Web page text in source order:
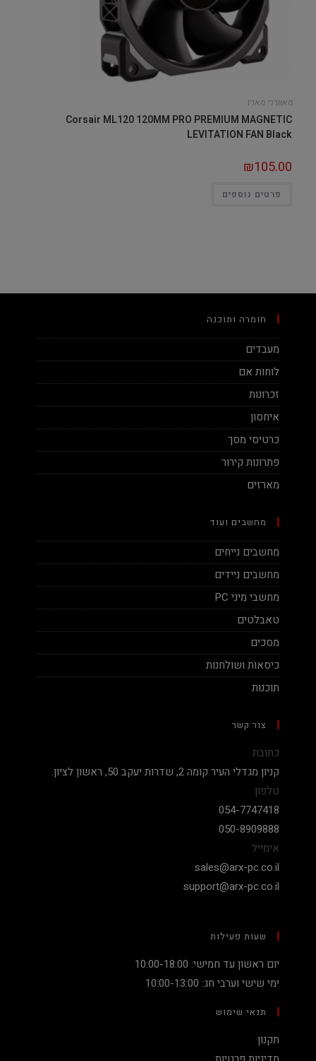
מאווררי מארז
Corsair ML120 120MM PRO PREMIUM MAGNETIC
LEVITATION FAN Black
₪105.00
פרטים נוספים
חומרה ותוכנה
מעבדים
לוחות אם
זכרונות
איחסון
כרטיסי מסך
פתרונות קירור
מארזים
מחשבים ועוד
מחשבים נייחים
מחשבים ניידים
מחשבי מיני PC
טאבלטים
מסכים
כיסאות ושולחנות
תוכנות
צור קשר
כתובת
קניון מגדלי העיר קומה 2, שדרות יעקב 50, ראשון לציון.
טלפון
054-7747418
050-8909888
אימייל
sales@arx-pc.co.il
support@arx-pc.co.il
שעות פעילות
יום ראשון עד חמישי: 10:00-18:00
ימי שישי וערבי חג: 10:00-13:00
תנאי שימוש
תקנון